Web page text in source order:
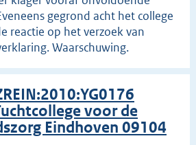
gegrond acht het college
reactie op het verzoek van
Waarschuwing.
voor de
Eindhoven 09104